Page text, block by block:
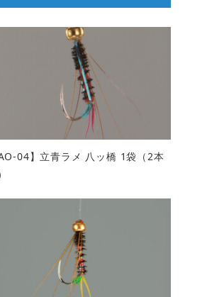
AO-04】立青ラメ 八ッ橋 1袋（2本